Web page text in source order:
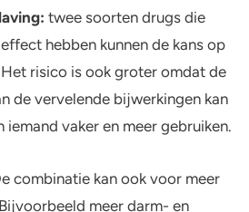
twee soorten drugs die
hebben kunnen de kans op
risico is ook groter omdat de
de vervelende bijwerkingen kan
vaker en meer gebruiken.
combinatie kan ook voor meer
meer darm- en